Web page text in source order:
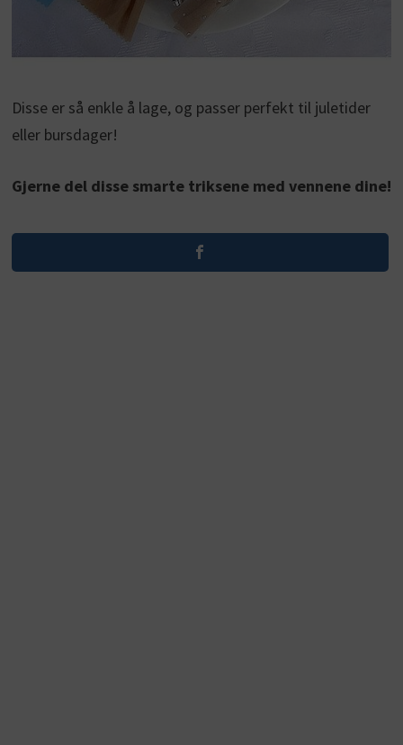
Disse er så enkle å lage, og passer perfekt til juletider
eller bursdager!
Gjerne del disse smarte triksene med vennene dine!